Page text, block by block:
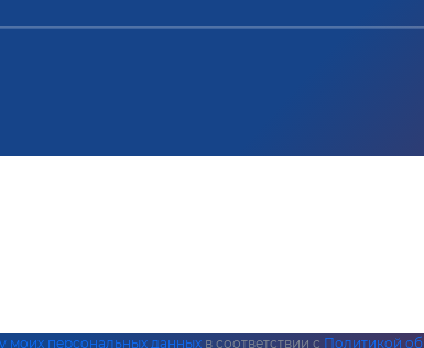
моих персональных данных в соответствии с Политикой